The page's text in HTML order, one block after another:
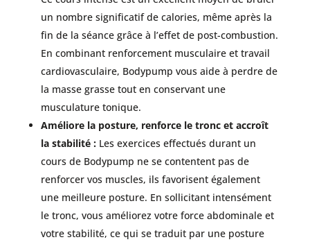
un nombre significatif de calories, même après la
fin de la séance grâce à l’effet de post-combustion.
En combinant renforcement musculaire et travail
cardiovasculaire, Bodypump vous aide à perdre de
la masse grasse tout en conservant une
musculature tonique.
Améliore la posture, renforce le tronc et accroît
la stabilité :Les exercices effectués durant un
cours de Bodypump ne se contentent pas de
renforcer vos muscles, ils favorisent également
une meilleure posture. En sollicitant intensément
le tronc, vous améliorez votre force abdominale et
votre stabilité, ce qui se traduit par une posture